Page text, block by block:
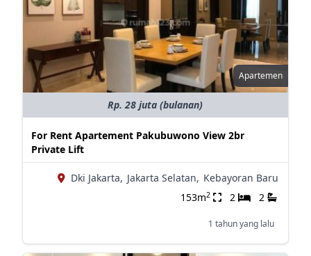
Apartemen
Rp. 28 juta (bulanan)
For Rent Apartement Pakubuwono View 2br
Private Lift
Dki Jakarta, Jakarta Selatan, Kebayoran Baru
153m2 2 2
1 tahun yang lalu